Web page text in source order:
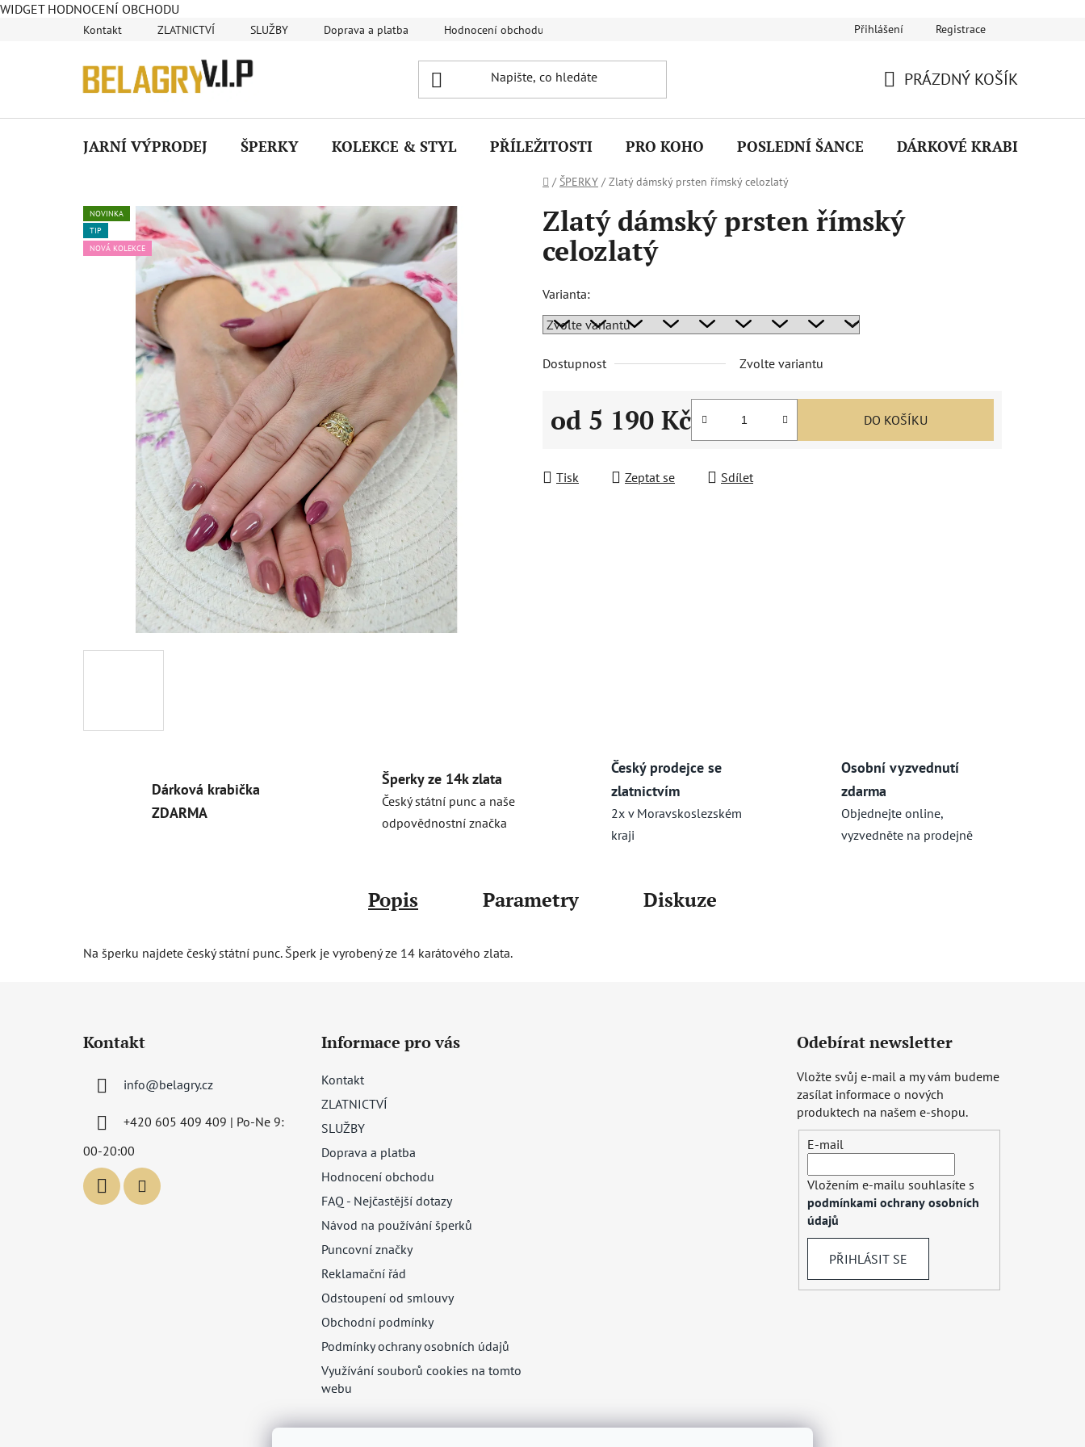
WIDGET HODNOCENÍ OBCHODU
Kontakt ZLATNICTVÍ SLUŽBY Doprava a platba Hodnocení obchodu Návod na používání šperků Puncovní značky
Přihlášení Registrace
KOŠÍK
PRÁZDNÝ KOŠÍK
JARNÍ VÝPRODEJ ŠPERKY KOLEKCE & STYL PŘÍLEŽITOSTI PRO KOHO POSLEDNÍ ŠANCE DÁRKOVÉ KRABIČKY
Domů
/ ŠPERKY / Zlatý dámský prsten římský celozlatý
Zlatý dámský prsten římský
celozlatý
Varianta:
Dostupnost Zvolte variantu
od 5 190 Kč DO KOŠÍKU
Tisk Zeptat se Sdílet
NOVINKA
TIP
NOVÁ KOLEKCE
Dárková krabička
ZDARMA
Šperky ze 14k zlata
Český státní punc a naše
odpovědnostní značka
Český prodejce se
zlatnictvím
2x v Moravskoslezském
kraji
Osobní vyzvednutí
zdarma
Objednejte online,
vyzvedněte na prodejně
Popis Parametry Diskuze
Na šperku najdete český státní punc. Šperk je vyrobený ze 14 karátového zlata.
Kontakt
info@belagry.cz
+420 605 409 409 | Po-Ne 9:
00-20:00
Informace pro vás
Kontakt
ZLATNICTVÍ
SLUŽBY
Doprava a platba
Hodnocení obchodu
FAQ - Nejčastější dotazy
Návod na používání šperků
Puncovní značky
Reklamační řád
Odstoupení od smlouvy
Obchodní podmínky
Podmínky ochrany osobních údajů
Využívání souborů cookies na tomto
webu
Odebírat newsletter
Vložte svůj e-mail a my vám budeme
zasílat informace o nových
produktech na našem e-shopu.
E-mail
Vložením e-mailu souhlasíte s
podmínkami ochrany osobních
údajů
PŘIHLÁSIT SE